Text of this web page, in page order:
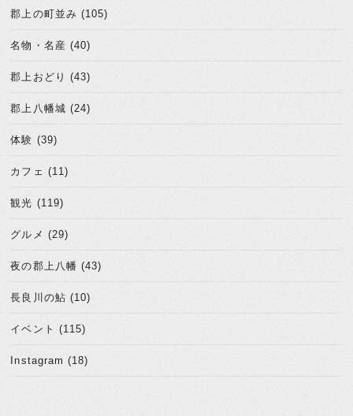
郡上の町並み (105)
名物・名産 (40)
郡上おどり (43)
郡上八幡城 (24)
体験 (39)
カフェ (11)
観光 (119)
グルメ (29)
夜の郡上八幡 (43)
長良川の鮎 (10)
イベント (115)
Instagram (18)